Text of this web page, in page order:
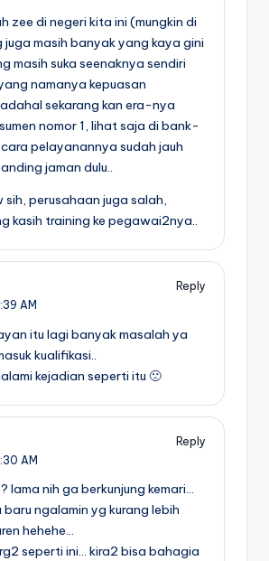
zee di negeri kita ini (mungkin di
juga masih banyak yang kaya gini
masih suka seenaknya sendiri
namanya kepuasan
sekarang kan era-nya
nomor 1, lihat saja di bank-
pelayanannya sudah jauh
jaman dulu..
sih, perusahaan juga salah,
kasih training ke pegawai2nya..
Reply
AM
itu lagi banyak masalah ya
kualifikasi..
kejadian seperti itu 🙁
Reply
AM
lama nih ga berkunjung kemari…
ngalamin yg kurang lebih
hehehe…
seperti ini… kira2 bisa bahagia